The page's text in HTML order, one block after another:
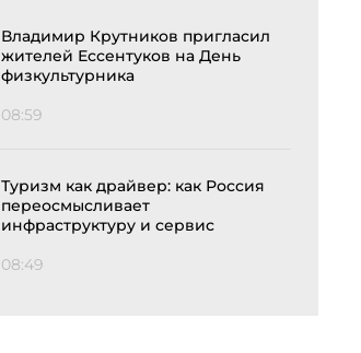
Владимир Крутников пригласил
жителей Ессентуков на День
физкультурника
08:59
Туризм как драйвер: как Россия
переосмысливает
инфраструктуру и сервис
08:49